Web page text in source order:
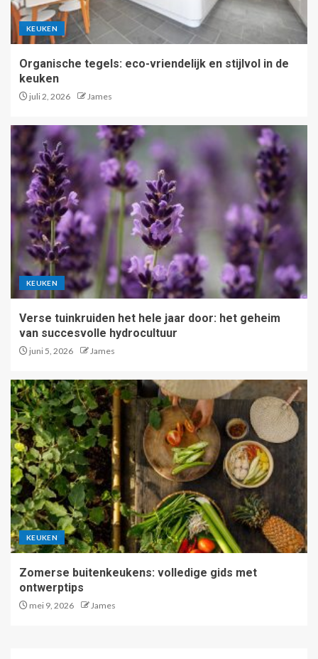
KEUKEN
Organische tegels: eco-vriendelijk en stijlvol in de
keuken
juli 2, 2026 James
KEUKEN
Verse tuinkruiden het hele jaar door: het geheim
van succesvolle hydrocultuur
juni 5, 2026 James
KEUKEN
Zomerse buitenkeukens: volledige gids met
ontwerptips
mei 9, 2026 James